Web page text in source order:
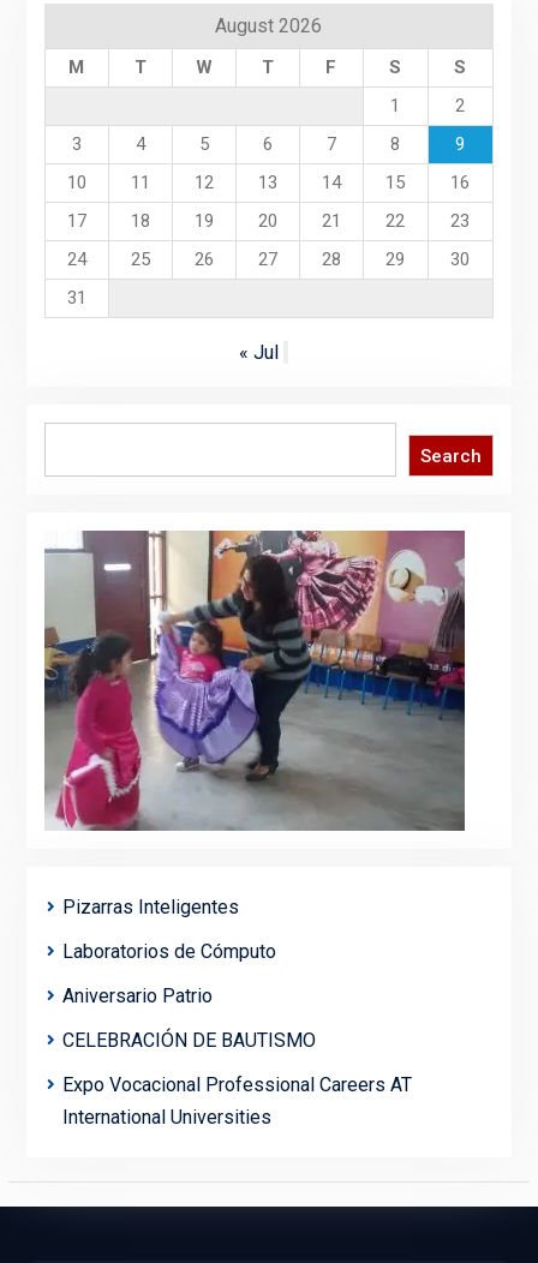
August 2026
M T W T F S
S
1
2
3
4 5 6 7 8
9
10
11 12 13 14 15
16
17
18 19 20 21 22
23
24
25 26 27 28 29
30
31
« Jul
Search
Pizarras Inteligentes
Laboratorios de Cómputo
Aniversario Patrio
CELEBRACIÓN DE BAUTISMO
Expo Vocacional Professional Careers AT
International Universities